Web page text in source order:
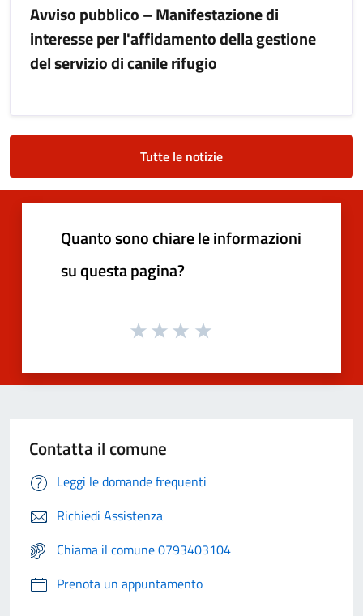
Avviso pubblico – Manifestazione di
interesse per l'affidamento della gestione
del servizio di canile rifugio
Tutte le notizie
Quanto sono chiare le informazioni
su questa pagina?
Contatta il comune
Leggi le domande frequenti
Richiedi Assistenza
Chiama il comune 0793403104
Prenota un appuntamento